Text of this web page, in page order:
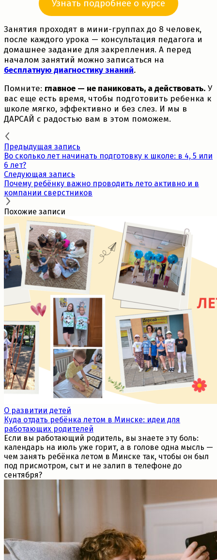
Узнать подробнее о курсе
Занятия проходят в мини-группах до 8 человек,
после каждого урока — консультация педагога и
домашнее задание для закрепления. А перед
началом занятий можно записаться на
бесплатную диагностику знаний.
Помните: главное — не паниковать, а действовать. У
вас еще есть время, чтобы подготовить ребенка к
школе мягко, эффективно и без слез. И мы в
ДАРСАЙ с радостью вам в этом поможем.
Предыдущая запись
Во сколько лет начинать подготовку к школе: в 4, 5 или
6 лет?
Следующая запись
Почему ребёнку важно проводить лето активно и в
компании сверстников
Похожие записи
О развитии детей
Куда отдать ребёнка летом в Минске: идеи для
работающих родителей
Если вы работающий родитель, вы знаете эту боль:
календарь на июль уже горит, а в голове одна мысль —
чем занять ребёнка летом в Минске так, чтобы он был
под присмотром, сыт и не залип в телефоне до
сентября?